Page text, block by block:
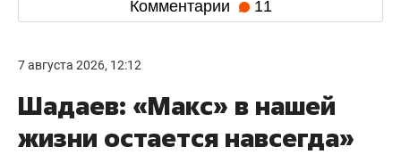
Комментарии 11
7 августа 2026, 12:12
Шадаев: «Макс» в нашей
жизни остается навсегда»